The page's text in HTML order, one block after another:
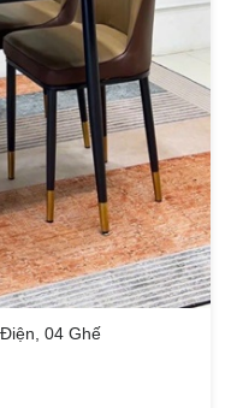
04 Ghế